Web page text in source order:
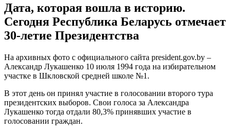
Дата, которая вошла в историю.
Сегодня Республика Беларусь отмечает
30-летие Президентства
На архивных фото с официального сайта president.gov.by –
Александр Лукашенко 10 июля 1994 года на избирательном
участке в Шкловской средней школе №1.
В этот день он принял участие в голосовании второго тура
президентских выборов. Cвои голоса за Александра
Лукашенко тогда отдали 80,3% принявших участие в
голосовании граждан.